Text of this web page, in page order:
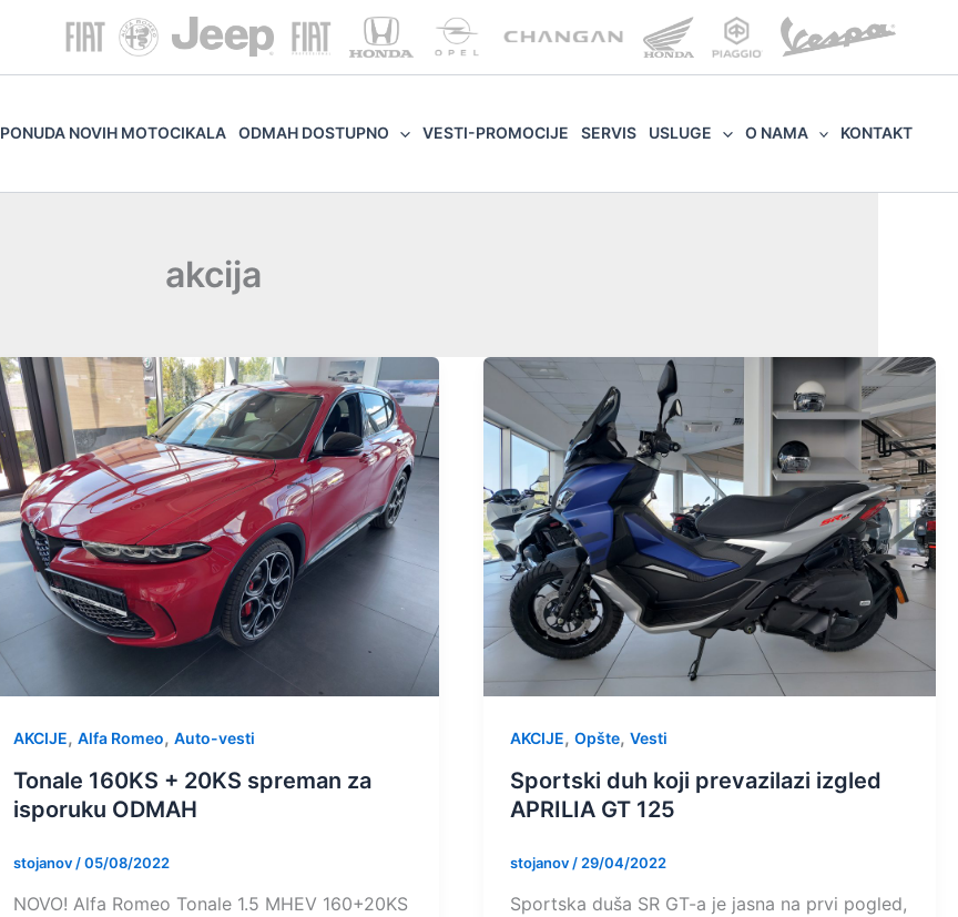
PONUDA NOVIH MOTOCIKALA ODMAH DOSTUPNO VESTI-PROMOCIJE SERVIS USLUGE O NAMA KONTAKT
akcija
AKCIJE, Alfa Romeo, Auto-vesti
Tonale 160KS + 20KS spreman za
isporuku ODMAH
stojanov /05/08/2022
NOVO! Alfa Romeo Tonale 1.5 MHEV 160+20KS
AKCIJE, Opšte, Vesti
Sportski duh koji prevazilazi izgled
APRILIA GT 125
stojanov / 29/04/2022
Sportska duša SR GT-a je jasna na prvi pogled,